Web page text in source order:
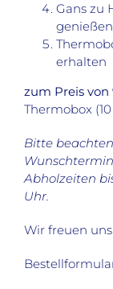
Gans zu
genießen
erhalten
zum Preis von
Thermobox
Bitte
Abholzeiten
Uhr.
Wir freuen